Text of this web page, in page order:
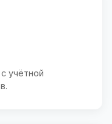
учётной